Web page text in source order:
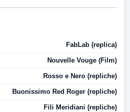
FabLab (replica)
Nouvelle Vouge (Film)
Rosso e Nero (repliche)
Buonissimo Red Roger (repliche)
Fili Meridiani (repliche)